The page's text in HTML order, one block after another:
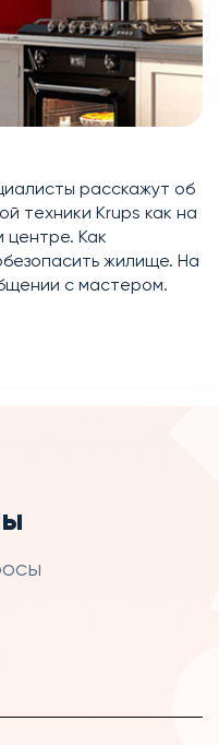
расскажут об
техники Krups как на
центре. Как
жилище. На
с мастером.